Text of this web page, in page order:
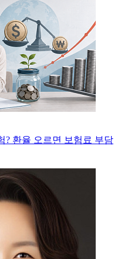
? 환율 오르면 보험료 부담